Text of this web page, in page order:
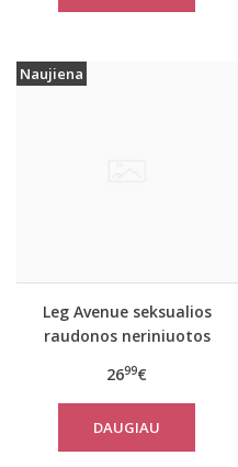
Naujiena
Leg Avenue seksualios
raudonos neriniuotos
2699€
DAUGIAU